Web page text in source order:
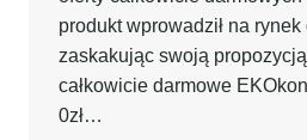
produkt wprowadził na
zaskakując swoją
całkowicie darmowe
0zł…